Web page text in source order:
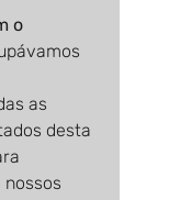
o
as
desta